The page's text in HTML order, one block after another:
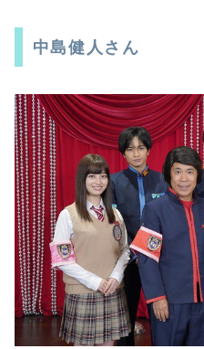
中島健人さん